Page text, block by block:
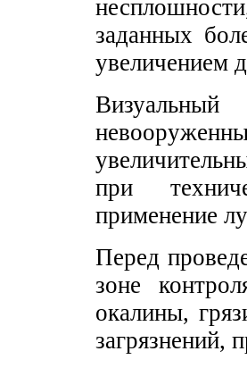
заданных
увеличением
Визуальный
при
применение
Перед
зоне
окалины,
загрязнений,